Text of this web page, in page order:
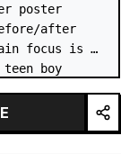
poster
after
focus is a
boy
side like
wit…